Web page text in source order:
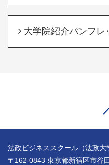
大学院紹介パンフレ
法政ビジネススクール（法政大
〒162-0843 東京都新宿区市谷